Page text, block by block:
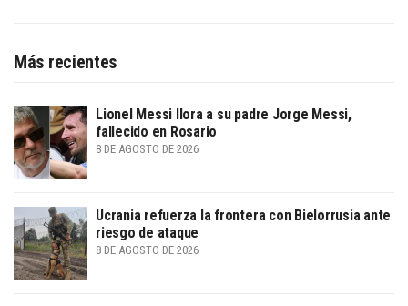
Más recientes
Lionel Messi llora a su padre Jorge Messi,
fallecido en Rosario
8 DE AGOSTO DE 2026
Ucrania refuerza la frontera con Bielorrusia ante
riesgo de ataque
8 DE AGOSTO DE 2026